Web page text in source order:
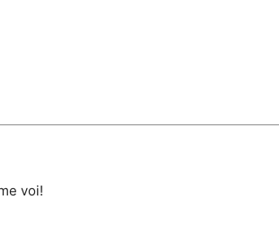
voi!